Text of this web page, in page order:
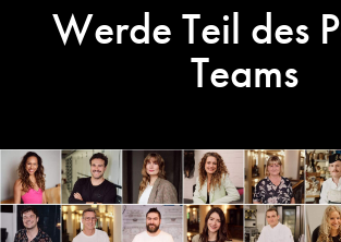
Werde Teil des
Teams